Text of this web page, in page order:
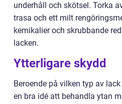
underhåll och skötsel. Torka
trasa och ett milt
kemikalier och skrubbande
lacken.
Ytterligare skydd
Beroende på vilken typ av
en bra idé att behandla ytan